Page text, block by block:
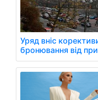
Уряд вніс
бронювання від